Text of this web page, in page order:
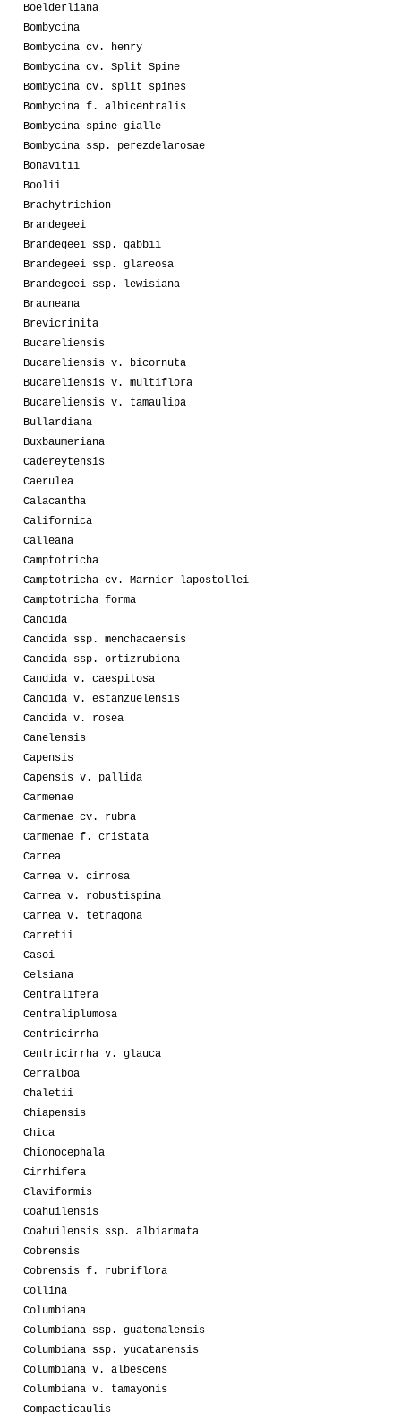
Boelderliana
Bombycina
Bombycina cv. henry
Bombycina cv. Split Spine
Bombycina cv. split spines
Bombycina f. albicentralis
Bombycina spine gialle
Bombycina ssp. perezdelarosae
Bonavitii
Boolii
Brachytrichion
Brandegeei
Brandegeei ssp. gabbii
Brandegeei ssp. glareosa
Brandegeei ssp. lewisiana
Brauneana
Brevicrinita
Bucareliensis
Bucareliensis v. bicornuta
Bucareliensis v. multiflora
Bucareliensis v. tamaulipa
Bullardiana
Buxbaumeriana
Cadereytensis
Caerulea
Calacantha
Californica
Calleana
Camptotricha
Camptotricha cv. Marnier-lapostollei
Camptotricha forma
Candida
Candida ssp. menchacaensis
Candida ssp. ortizrubiona
Candida v. caespitosa
Candida v. estanzuelensis
Candida v. rosea
Canelensis
Capensis
Capensis v. pallida
Carmenae
Carmenae cv. rubra
Carmenae f. cristata
Carnea
Carnea v. cirrosa
Carnea v. robustispina
Carnea v. tetragona
Carretii
Casoi
Celsiana
Centralifera
Centraliplumosa
Centricirrha
Centricirrha v. glauca
Cerralboa
Chaletii
Chiapensis
Chica
Chionocephala
Cirrhifera
Claviformis
Coahuilensis
Coahuilensis ssp. albiarmata
Cobrensis
Cobrensis f. rubriflora
Collina
Columbiana
Columbiana ssp. guatemalensis
Columbiana ssp. yucatanensis
Columbiana v. albescens
Columbiana v. tamayonis
Compacticaulis